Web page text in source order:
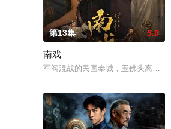
第13集 5.0
南戏
军阀混战的民国奉城，玉佛头离奇